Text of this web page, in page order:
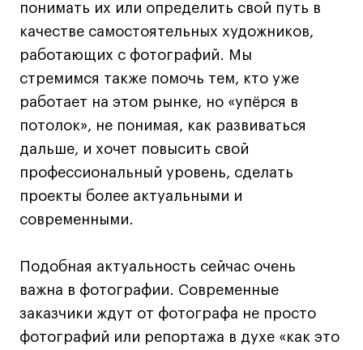
Поступающим
Условия поступления
Стоимость обучения
Иностранным студентам
График учебного года
Вопросы и ответы
Карьера
Центр карьеры
Живые проекты
Конкурсы
Участие в выставках
понимать их или определить свой путь в
качестве самостоятельных художников,
работающих с фотографий. Мы
стремимся также помочь тем, кто уже
работает на этом рынке, но «упёрся в
потолок», не понимая, как развиваться
дальше, и хочет повысить свой
профессиональный уровень, сделать
проекты более актуальными и
современными.
Подобная актуальность сейчас очень
важна в фотографии. Современные
заказчики ждут от фотографа не просто
фотографий или репортажа в духе «как это